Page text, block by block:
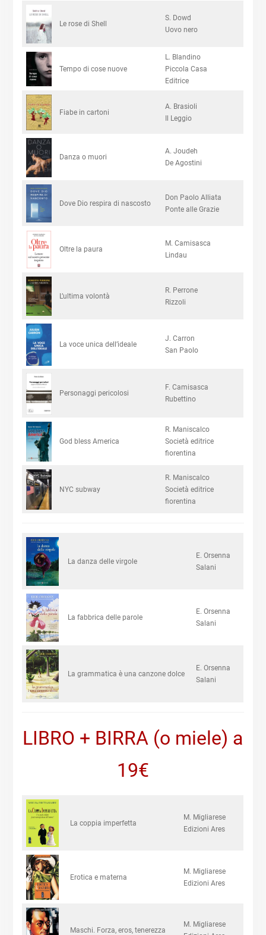
Le rose di Shell
S. Dowd
Uovo nero
Tempo di cose nuove
L. Blandino
Piccola Casa
Editrice
Fiabe in cartoni
A. Brasioli
Il Leggio
Danza o muori
A. Joudeh
De Agostini
Dove Dio respira di nascosto
Don Paolo Alliata
Ponte alle Grazie
Oltre la paura
M. Camisasca
Lindau
L’ultima volontà
R. Perrone
Rizzoli
La voce unica dell’ideale
J. Carron
San Paolo
Personaggi pericolosi
F. Camisasca
Rubettino
God bless America
R. Maniscalco
Società editrice
fiorentina
NYC subway
R. Maniscalco
Società editrice
fiorentina
La danza delle virgole
E. Orsenna
Salani
La fabbrica delle parole
E. Orsenna
Salani
La grammatica è una canzone dolce
E. Orsenna
Salani
LIBRO + BIRRA (o miele) a
19€
La coppia imperfetta
M. Migliarese
Edizioni Ares
Erotica e materna
M. Migliarese
Edizioni Ares
Maschi. Forza, eros, tenerezza
M. Migliarese